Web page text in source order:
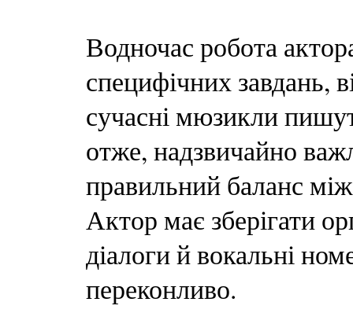
Водночас робота
специфічних завдань,
сучасні мюзикли
отже, надзвичайно
правильний баланс
Актор має зберігати
діалоги й вокальні
переконливо.